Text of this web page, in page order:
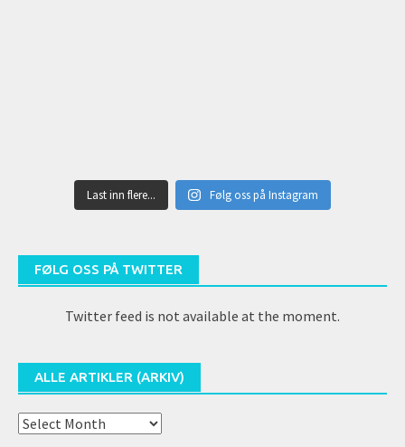
Last inn flere... Følg oss på Instagram
FØLG OSS PÅ TWITTER
Twitter feed is not available at the moment.
ALLE ARTIKLER (ARKIV)
Alle